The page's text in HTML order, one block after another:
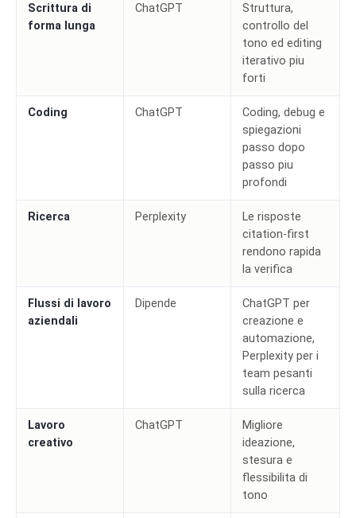
Scrittura di
forma lunga
ChatGPT
Struttura,
controllo del
tono ed editing
iterativo piu
forti
Coding ChatGPT
Coding, debug e
spiegazioni
passo dopo
passo piu
profondi
Ricerca Perplexity
Le risposte
citation-first
rendono rapida
la verifica
Flussi di lavoro
aziendali
Dipende
ChatGPT per
creazione e
automazione,
Perplexity per i
team pesanti
sulla ricerca
Lavoro
creativo
ChatGPT
Migliore
ideazione,
stesura e
flessibilita di
tono